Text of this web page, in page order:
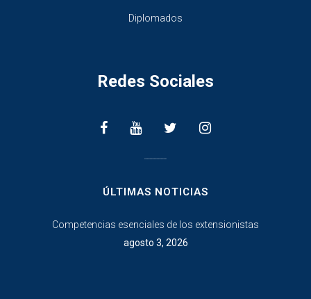
Diplomados
Redes Sociales
ÚLTIMAS NOTICIAS
Competencias esenciales de los extensionistas
agosto 3, 2026